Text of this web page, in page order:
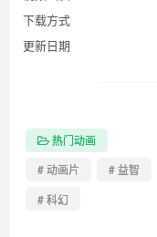
下载方式
更新日期
热门动画
# 动画片
# 益智
# 科幻